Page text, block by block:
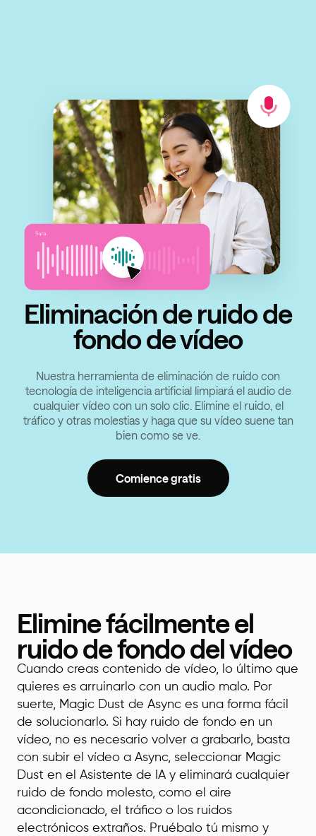
Eliminación de ruido de
fondo de vídeo
Nuestra herramienta de eliminación de ruido con
tecnología de inteligencia artificial limpiará el audio de
cualquier vídeo con un solo clic. Elimine el ruido, el
tráfico y otras molestias y haga que su vídeo suene tan
bien como se ve.
Comience gratis
Elimine fácilmente el
ruido de fondo del vídeo
Cuando creas contenido de vídeo, lo último que
quieres es arruinarlo con un audio malo. Por
suerte, Magic Dust de Async es una forma fácil
de solucionarlo. Si hay ruido de fondo en un
vídeo, no es necesario volver a grabarlo, basta
con subir el vídeo a Async, seleccionar Magic
Dust en el Asistente de IA y eliminará cualquier
ruido de fondo molesto, como el aire
acondicionado, el tráfico o los ruidos
electrónicos extraños. Pruébalo tú mismo y